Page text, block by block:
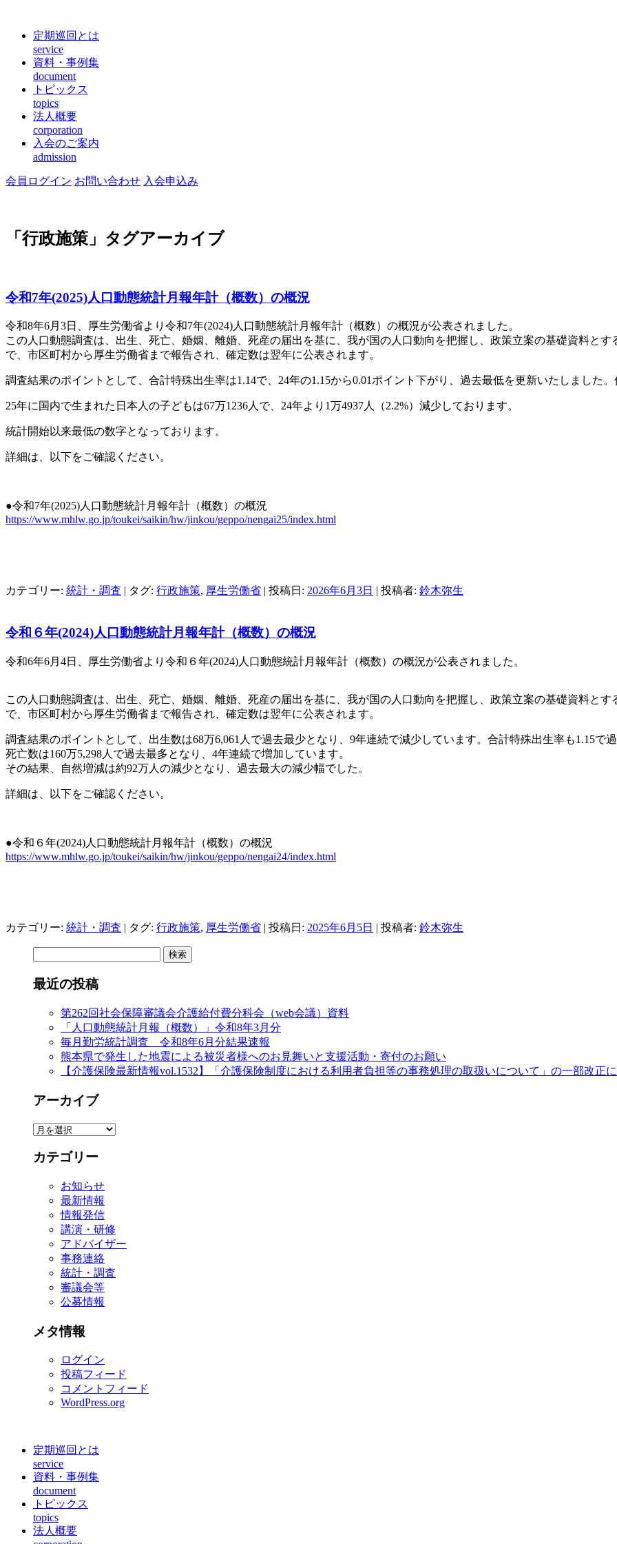
定期巡回とは
service
資料・事例集
document
トピックス
topics
法人概要
corporation
入会のご案内
admission
会員ログイン お問い合わせ 入会申込み
「 行政施策 」タグアーカイブ
令和7年(2025)人口動態統計月報年計（概数）の概況
令和8年6月3日、厚生労働省より令和7年(2024)人口動態統計月報年計（概数）の概況が公表されました。
この人口動態調査は、出生、死亡、婚姻、離婚、死産の届出を基に、我が国の人口動向を把握し、政策立案の基礎資料と
で、市区町村から厚生労働省まで報告され、確定数は翌年に公表されます。
調査結果のポイントとして、合計特殊出生率は1.14で、24年の1.15から0.01ポイント下がり、過去最低を更新いたしました
​25年に国内で生まれた日本人の子どもは67万1236人で、24年より1万4937人（2.2%）減少しております。
統計開始以来最低の数字となっております。
詳細は、以下をご確認ください。
●令和7年(2025)人口動態統計月報年計（概数）の概況
https://www.mhlw.go.jp/toukei/saikin/hw/jinkou/geppo/nengai25/index.html
カテゴリー: 統計・調査 | タグ: 行政施策, 厚生労働省 | 投稿日: 2026年6月3日 | 投稿者: 鈴木弥生
令和６年(2024)人口動態統計月報年計（概数）の概況
令和6年6月4日、厚生労働省より令和６年(2024)人口動態統計月報年計（概数）の概況が公表されました。
この人口動態調査は、出生、死亡、婚姻、離婚、死産の届出を基に、我が国の人口動向を把握し、政策立案の基礎資料と
で、市区町村から厚生労働省まで報告され、確定数は翌年に公表されます。
調査結果のポイントとして、出生数は68万6,061人で過去最少となり、9年連続で減少しています。合計特殊出生率も1.15で
死亡数は160万5,298人で過去最多となり、4年連続で増加しています。
その結果、自然増減は約92万人の減少となり、過去最大の減少幅でした。
詳細は、以下をご確認ください。
●令和６年(2024)人口動態統計月報年計（概数）の概況
https://www.mhlw.go.jp/toukei/saikin/hw/jinkou/geppo/nengai24/index.html
カテゴリー: 統計・調査 | タグ: 行政施策, 厚生労働省 | 投稿日: 2025年6月5日 | 投稿者: 鈴木弥生
最近の投稿
第262回社会保障審議会介護給付費分科会（web会議）資料
「人口動態統計月報（概数）」令和8年3月分
毎月勤労統計調査 令和8年6月分結果速報
熊本県で発生した地震による被災者様へのお見舞いと支援活動・寄付のお願い
【介護保険最新情報vol.1532】「介護保険制度における利用者負担等の事務処理の取扱いについて」の一部改正
アーカイブ
ア
カ
カテゴリー
お知らせ
最新情報
情報発信
講演・研修
アドバイザー
事務連絡
統計・調査
審議会等
公募情報
メタ情報
ログイン
投稿フィード
コメントフィード
WordPress.org
定期巡回とは
service
資料・事例集
document
トピックス
topics
法人概要